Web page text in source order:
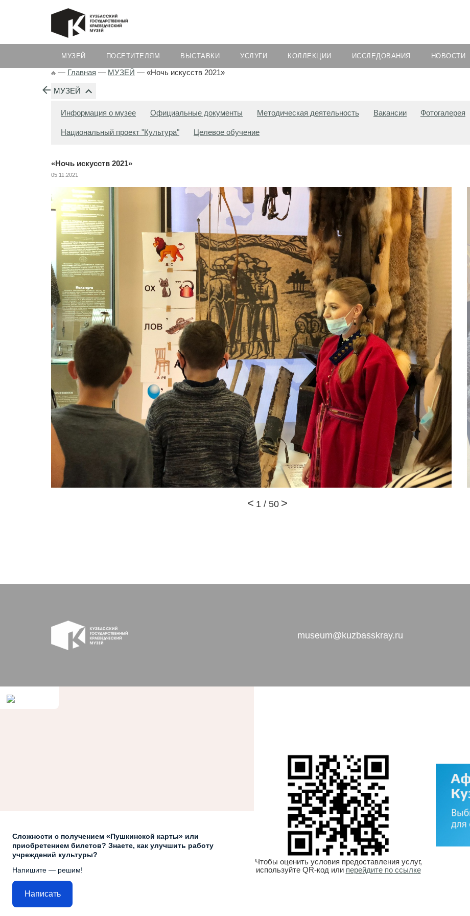
МУЗЕЙ ПОСЕТИТЕЛЯМ ВЫСТАВКИ УСЛУГИ КОЛЛЕКЦИИ ИССЛЕДОВАНИЯ НОВОСТИ
— Главная — МУЗЕЙ — «Ночь искусств 2021»
МУЗЕЙ
Информация о музее Официальные документы Методическая деятельность Вакансии Фотогалерея
Национальный проект "Культура" Целевое обучение
«Ночь искусств 2021»
05.11.2021
1/ 50
museum@kuzbasskray.ru
Сложности с получением «Пушкинской карты» или
приобретением билетов? Знаете, как улучшить работу
учреждений культуры?
Напишите — решим!
Написать
Чтобы оценить условия предоставления услуг,
используйте QR-код или перейдите по ссылке